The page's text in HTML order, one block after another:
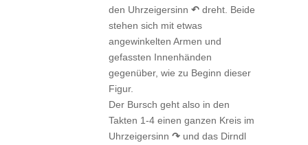
den Uhrzeigersinn ↶dreht. Beide
stehen sich mit etwas
angewinkelten Armen und
gefassten Innenhänden
gegenüber, wie zu Beginn dieser
Figur.
Der Bursch geht also in den
Takten 1-4 einen ganzen Kreis im
Uhrzeigersinn ↷und das Dirndl